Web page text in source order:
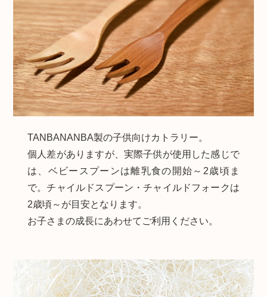
TANBANANBA製の子供向けカトラリー。
個人差がありますが、実際子供が使用した感じで
は、ベビースプーンは離乳食の開始～2歳頃ま
で。チャイルドスプーン・チャイルドフォークは
2歳頃～が目安となります。
お子さまの成長にあわせてご利用ください。